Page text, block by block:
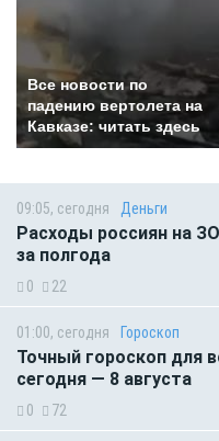
Все новости по
падению вертолета на
Кавказе: читать здесь
09:05, сегодня Деньги
Расходы россиян на
за полгода
0 22
01:00, сегодня Гороскоп
Точный гороскоп для
сегодня — 8 августа
0 72